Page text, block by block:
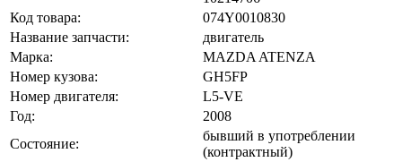
Код товара:
074Y0010830
Название запчасти:
двигатель
Марка:
MAZDA ATENZA
Номер кузова:
GH5FP
Номер двигателя:
L5-VE
Год:
2008
Состояние:
бывший в употреблении
(контрактный)